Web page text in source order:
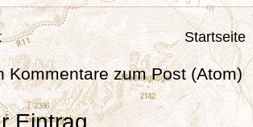
Startseite
Kommentare zum Post (Atom)
Eintrag